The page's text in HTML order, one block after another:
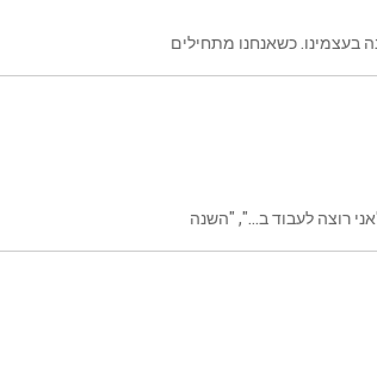
כשאנחנו מתחילים
רוצה לעבוד ב…", "השנה